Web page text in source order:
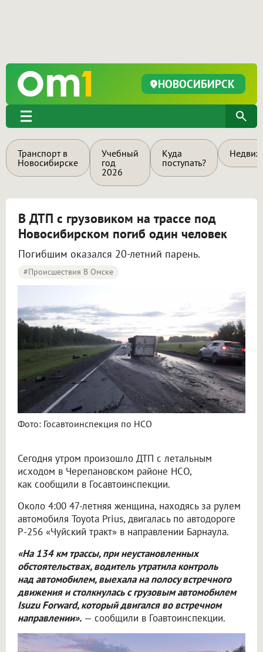
НОВОСИБИРСК
Транспорт в
Новосибирске
Учебный
год
2026
Куда
поступать?
В ДТП с грузовиком на трассе под
Новосибирском погиб один человек
Погибшим оказался 20-летний парень.
#Происшествия В Омске
Фото: Госавтоинспекция по НСО
Сегодня утром произошло ДТП с летальным
исходом в Черепановском районе НСО,
как сообщили в Госавтоинспекции.
Около 4:00 47-летняя женщина, находясь за рулем
автомобиля Toyota Prius, двигалась по автодороге
Р-256 «Чуйский тракт» в направлении Барнаула.
«На 134 км трассы, при неустановленных
обстоятельствах, водитель утратила контроль
над автомобилем, выехала на полосу встречного
движения и столкнулась с грузовым автомобилем
Isuzu Forward, который двигался во встречном
направлении». — сообщили в Гоавтоинспекции.